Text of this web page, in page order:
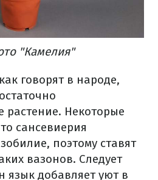
"Камелия"
говорят в народе,
растение. Некоторые
сансевиерия
поэтому ставят
вазонов. Следует
язык добавляет уют в